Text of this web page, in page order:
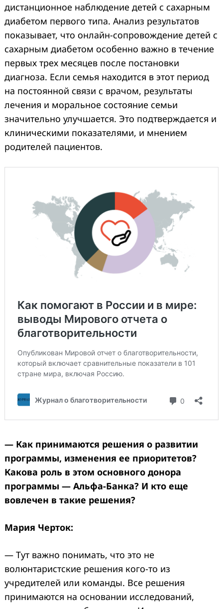
дистанционное наблюдение детей с сахарным
диабетом первого типа. Анализ результатов
показывает, что онлайн-сопровождение детей с
сахарным диабетом особенно важно в течение
первых трех месяцев после постановки
диагноза. Если семья находится в этот период
на постоянной связи с врачом, результаты
лечения и моральное состояние семьи
значительно улучшается. Это подтверждается и
клиническими показателями, и мнением
родителей пациентов.
— Как принимаются решения о развитии
программы, изменения ее приоритетов?
Какова роль в этом основного донора
программы — Альфа-Банка? И кто еще
вовлечен в такие решения?
Мария Черток:
— Тут важно понимать, что это не
волюнтаристские решения кого-то из
учредителей или команды. Все решения
принимаются на основании исследований,
Search